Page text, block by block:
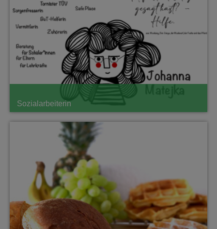
Sozialarbeiterin